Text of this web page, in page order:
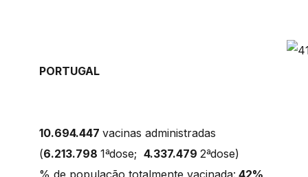
PORTUGAL
10.694.447 vacinas administradas
(6.213.798 1ªdose; 4.337.479 2ªdose)